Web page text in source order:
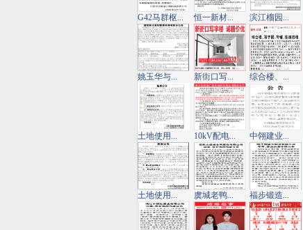
G42马群枢... 恒一新材... 滨江榴园...
姚玉华与... 新街口写... 综合楼、...
土地使用... 10kV配电... 中翎建业...
土地使用... 虞城老鸭... 福步锻造...